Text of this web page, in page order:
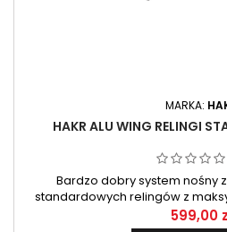
MARKA:
HAKR ALU WING RELINGI
Bardzo dobry system nośny
standardowych relingów z
599,00